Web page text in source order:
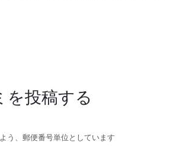
を投稿する
う、郵便番号単位としています